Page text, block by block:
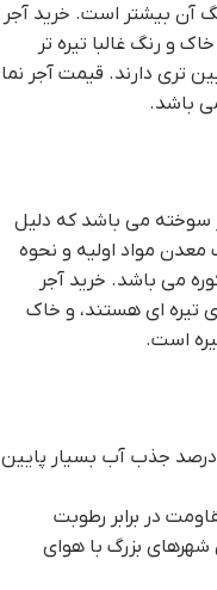
آن بیشتر است. خرید آجر
و رنگ غالبا تیره تر
تری دارند. قیمت آجر نما
باشد.
سوخته می باشد که دلیل
مواد اولیه و نحوه
می باشد. خرید آجر
تیره ای هستند، و خاک
است.
درصد جذب آب بسیار پایین
در برابر رطوبت
بزرگ با هوای